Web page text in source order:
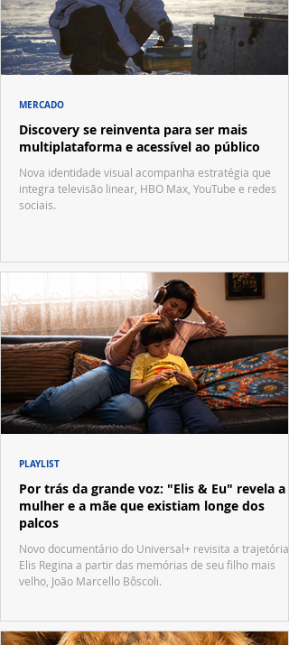
Discovery se reinventa para ser mais
multiplataforma e acessível ao público
Nova identidade visual acompanha estratégia que
integra televisão linear, HBO Max, YouTube e redes
sociais.
MERCADO
Por trás da grande voz: "Elis & Eu" revela a
mulher e a mãe que existiam longe dos
palcos
Novo documentário do Universal+ revisita a trajetória
Elis Regina a partir das memórias de seu filho mais
velho, João Marcello Bôscoli.
PLAYLIST